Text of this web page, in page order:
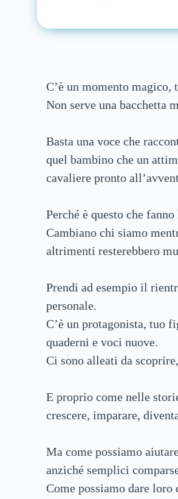
🆘
🤯
📜
C’è un momento
Non serve una bacchetta
Basta una voce che
quel bambino che un
cavaliere pronto
Perché è questo che
Cambiano chi siamo
altrimenti resterebbero
Prendi ad esempio il
personale.
C’è un protagonista, tuo
quaderni e voci nuove.
Ci sono alleati da
E proprio come nelle
crescere, imparare,
Ma come possiamo
anziché semplici
Come possiamo dare